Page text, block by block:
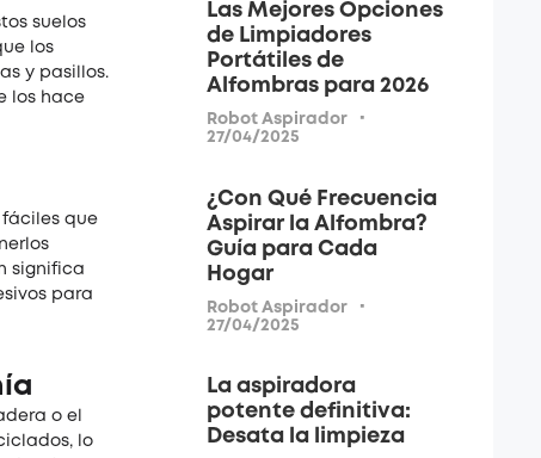
suelos
los
y pasillos.
los hace
fáciles que
significa
para
o el
lo
Las Mejores Opciones
de Limpiadores
Portátiles de
Alfombras para 2026
Robot Aspirador ·
27/04/2025
¿Con Qué Frecuencia
Aspirar la Alfombra?
Guía para Cada
Hogar
Robot Aspirador ·
27/04/2025
La aspiradora
potente definitiva:
Desata la limpieza